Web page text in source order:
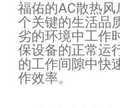
福佑的AC散热
个关键的生活品
劣的环境中工作
保设备的正常运
的工作间隙中快
作效率。